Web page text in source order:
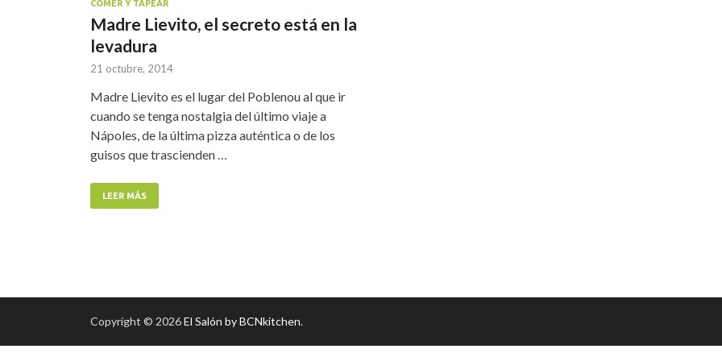
COMER Y TAPEAR
Madre Lievito, el secreto está en la
levadura
21 octubre, 2014
Madre Lievito es el lugar del Poblenou al que ir
cuando se tenga nostalgia del último viaje a
Nápoles, de la última pizza auténtica o de los
guisos que trascienden …
LEER MÁS
Copyright © 2026El Salón by BCNkitchen.